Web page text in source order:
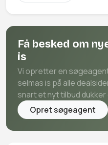
Få besked om
is
Vi opretter en
selmas is på alle
snart et nyt tilbud dukker
Opret søgeagent